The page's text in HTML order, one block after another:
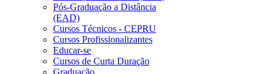
Pós-Graduação a Distância
(EAD)
Cursos Técnicos - CEPRU
Cursos Profissionalizantes
Educar-se
Cursos de Curta Duração
Graduação